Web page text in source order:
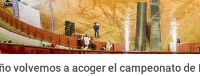
volvemos a acoger el campeonato